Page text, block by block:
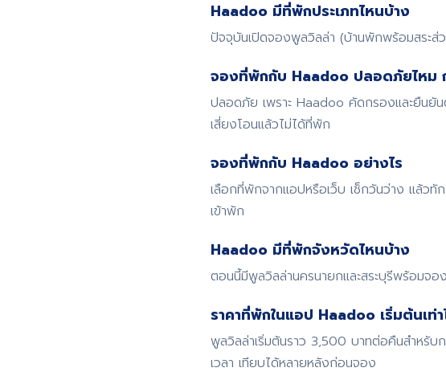
Haadoo มีที่พักประเภทไหนบ้าง
ปัจจุบันเปิดจองพูลวิลล่า (บ้านพักพร้อมสระส่
จองที่พักกับ Haadoo ปลอดภัยไหม
ปลอดภัย เพราะ Haadoo คัดกรองและยืนยั
เสี่ยงโอนแล้วไม่ได้ที่พัก
จองที่พักกับ Haadoo อย่างไร
เลือกที่พักจากแอปหรือเว็บ เช็กวันว่าง แล้ว
เข้าพัก
Haadoo มีที่พักจังหวัดไหนบ้าง
ตอนนี้มีพูลวิลล่านครนายกและสระบุรีพร้อมจ
ราคาที่พักในแอป Haadoo เริ่มต้นเท่า
พูลวิลล่าเริ่มต้นราว 3,500 บาทต่อคืนสำหรับ
เวลา เทียบได้หลายหลังก่อนจอง